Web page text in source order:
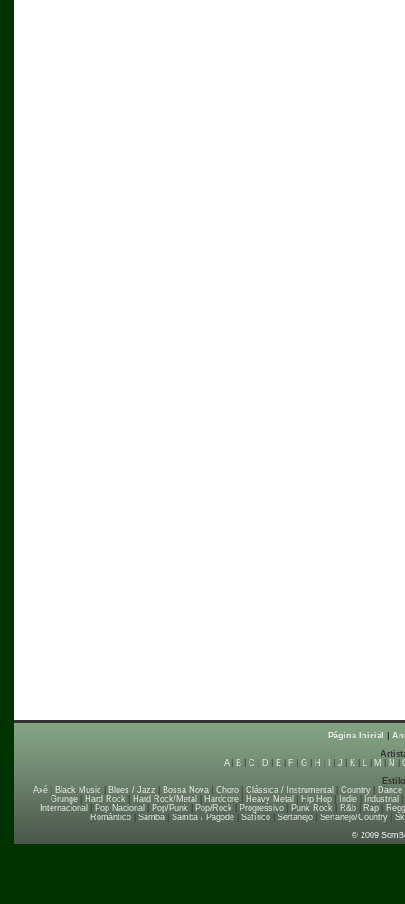
Página Inicial
A| B| C D E| F G| H J K| L| M N
Axé
Black Music Blues / Jazz Bossa Nova Choro Clássica / Instrumental Country Dance
Grunge| Hard Rock| Hard Rock/Metal Hardcore| Heavy Metal Hip Hop| Indie| Industrial
Internacional
Pop Nacional Pop/Punk| Pop/Rock| Progressivo| Punk Rock| R&b| Rap|
Romântico| Samba| Samba / Pagode| Satírico| Sertanejo| Sertanejo/Country|
© 2009